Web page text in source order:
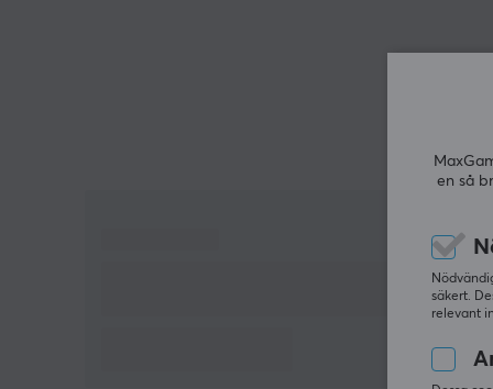
världen av toppidrottare och studenter, under
krävande arbetsdagar och vid långa bilkörningar.
Koffein har använts för dess stimulerande effekt på
människokroppen sedan urminnes tider och finns
en så
säkert.
relevant